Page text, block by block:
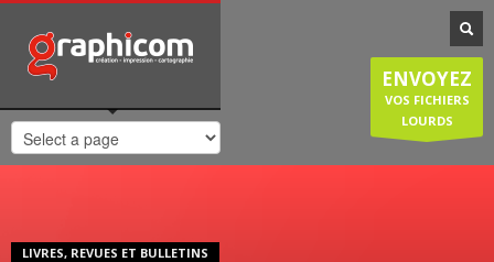
NOTRE SPÉCIALISATION
Notre entreprise familiale est spécialisée dans la cartographie, les
plans de ville, mais est également compétente en infographie, en
création graphique, en impression grâce à nos presses numériques
de haute qualité. Nous réalisons également des sites internet et
couvrons donc une large demande des entreprises et particuliers.
Vendredi: 8:30-12:30/14:00-18:00
ENVOYEZ
VOS FICHIERS
LOURDS
LIVRES, REVUES ET BULLETINS